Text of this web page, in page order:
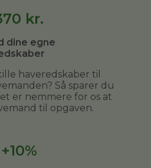
kr.
dine egne
haveredskaber til
Så sparer du
er nemmere for os at
til opgaven.
+10%